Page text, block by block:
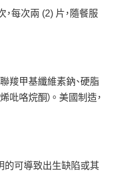
每次兩 (2) 片，隨餐服
羧甲基纖維素鈉、硬脂
吡咯烷酮）。 美國制造，
的可導致出生缺陷或其